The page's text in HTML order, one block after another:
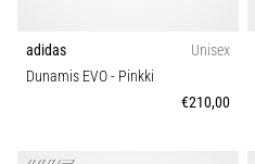
adidas
Unisex
Dunamis EVO- Pinkki
€210,00